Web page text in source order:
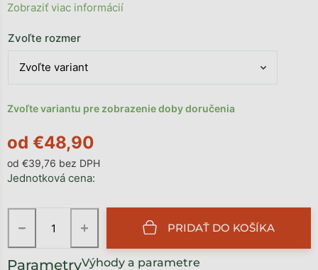
od €48,90
od €39,76 bez DPH
Jednotková cena:
Zvoľte variantu pre zobrazenie doby doručenia
Zvoľte rozmer
+
− PRIDAŤ DO KOŠÍKA
Výhody a parametre
Zobraziť viac informácií